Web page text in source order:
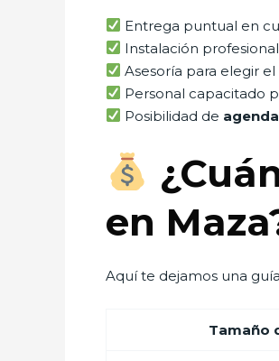
Entrega puntual en
Instalación
Asesoría para elegir
Personal capacitado
Posibilidad de
en
Aquí te dejamos una guía
Tamaño